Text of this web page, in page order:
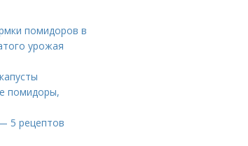
помидоров в
урожая
помидоры,
5 рецептов